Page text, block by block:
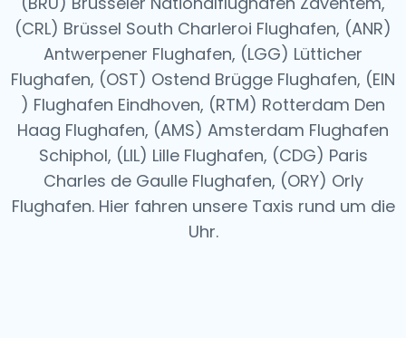
(CRL) Brüssel South Charleroi Flughafen, (ANR)
Antwerpener Flughafen, (LGG) Lütticher
Flughafen, (OST) Ostend Brügge Flughafen, (EIN
) Flughafen Eindhoven, (RTM) Rotterdam Den
Haag Flughafen, (AMS) Amsterdam Flughafen
Schiphol, (LIL) Lille Flughafen, (CDG) Paris
Charles de Gaulle Flughafen, (ORY) Orly
Flughafen. Hier fahren unsere Taxis rund um die
Uhr.